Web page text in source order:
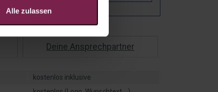
Alle zulassen
Deine Ansprechpartner
kostenlos inklusive